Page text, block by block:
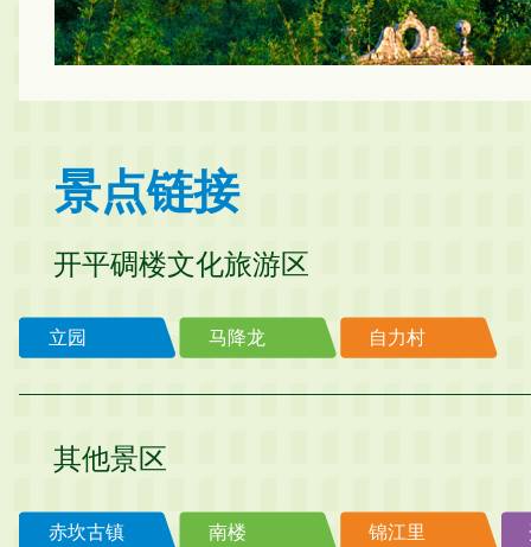
景点链接
开平碉楼文化旅游区
立园 马降龙 自力村
其他景区
赤坎古镇 南楼 锦江里